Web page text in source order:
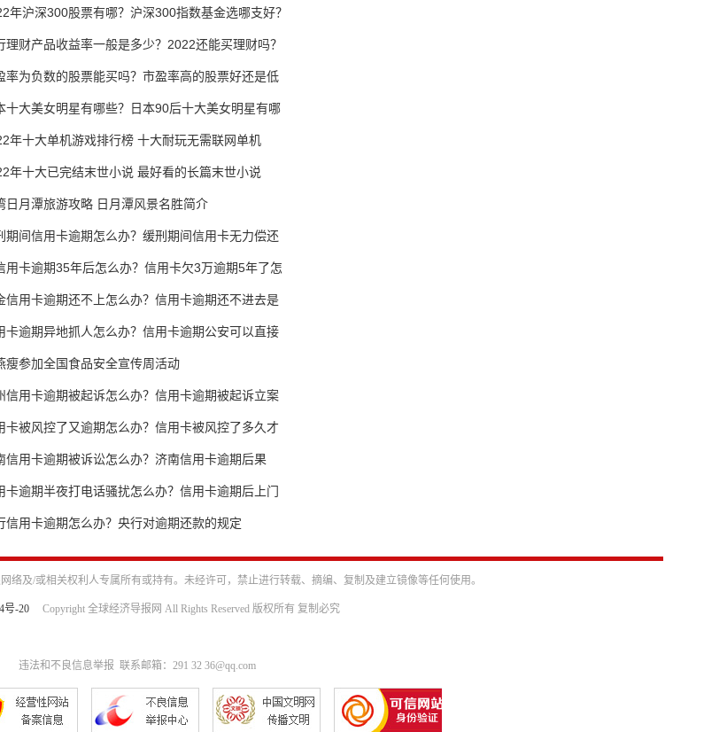
年沪深300股票有哪？沪深300指数基金选哪支好？
理财产品收益率一般是多少？2022还能买理财吗？
率为负数的股票能买吗？市盈率高的股票好还是低
十大美女明星有哪些？日本90后十大美女明星有哪
年十大单机游戏排行榜 十大耐玩无需联网单机
年十大已完结末世小说 最好看的长篇末世小说
日月潭旅游攻略 日月潭风景名胜简介
期间信用卡逾期怎么办？缓刑期间信用卡无力偿还
用卡逾期35年后怎么办？信用卡欠3万逾期5年了怎
信用卡逾期还不上怎么办？信用卡逾期还不进去是
卡逾期异地抓人怎么办？信用卡逾期公安可以直接
瘦参加全国食品安全宣传周活动
信用卡逾期被起诉怎么办？信用卡逾期被起诉立案
卡被风控了又逾期怎么办？信用卡被风控了多久才
信用卡逾期被诉讼怎么办？济南信用卡逾期后果
卡逾期半夜打电话骚扰怎么办？信用卡逾期后上门
信用卡逾期怎么办？央行对逾期还款的规定
络及/或相关权利人专属所有或持有。未经许可，禁止进行转载、摘编、复制及建立镜像等任何使用。
号-20 Copyright 全球经济导报网 All Rights Reserved 版权所有 复制必究
违法和不良信息举报 联系邮箱：291 32 36@qq.com